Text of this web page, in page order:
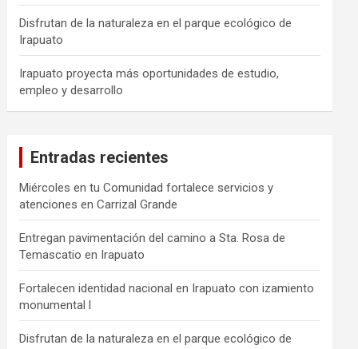
Disfrutan de la naturaleza en el parque ecológico de
Irapuato
Irapuato proyecta más oportunidades de estudio,
empleo y desarrollo
Entradas recientes
Miércoles en tu Comunidad fortalece servicios y
atenciones en Carrizal Grande
Entregan pavimentación del camino a Sta. Rosa de
Temascatio en Irapuato
Fortalecen identidad nacional en Irapuato con izamiento
monumental l
Disfrutan de la naturaleza en el parque ecológico de